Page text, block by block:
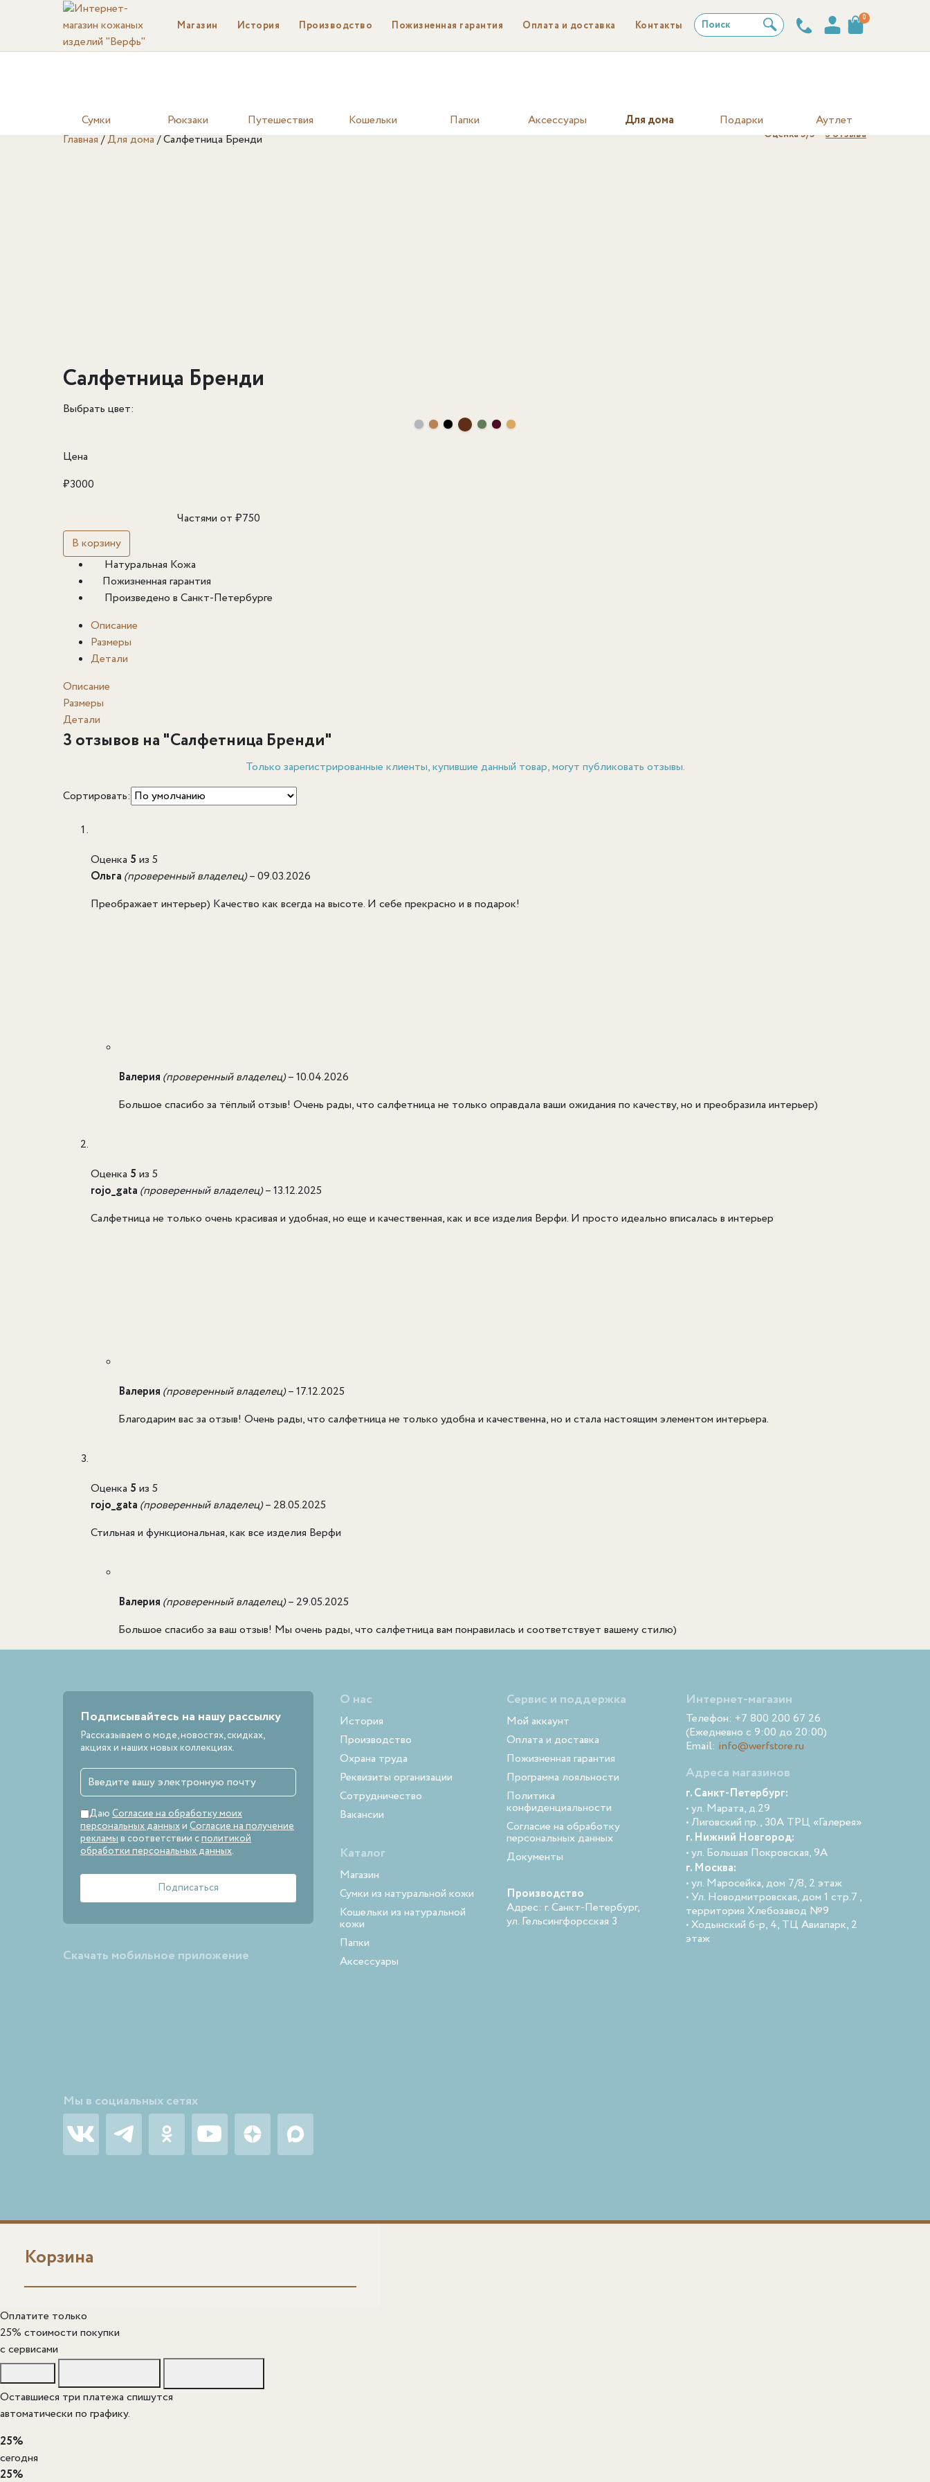
Магазин История Производство Пожизненная гарантия Оплата и доставка Контакты Поиск 0
Сумки Рюкзаки Путешествия Кошельки Папки Аксессуары Для дома Подарки
Аутлет
Главная/Для дома/Салфетница Бренди Оценка5/5 3отзыва
Салфетница Бренди
Выбрать цвет:
Цена
₽3000
Частями от ₽750
В корзину
Натуральная Кожа
Пожизненная гарантия
Произведено в Санкт-Петербурге
Описание
Размеры
Детали
Описание
Размеры
Детали
3 отзывов на "Салфетница Бренди"
Только зарегистрированные клиенты, купившие данный товар, могут публиковать отзывы.
Сортировать:
Оценка 5 из 5
Ольга (проверенный владелец)–09.03.2026
Преображает интерьер) Качество как всегда на высоте. И себе прекрасно и в подарок!
Валерия (проверенный владелец)–10.04.2026
Большое спасибо за тёплый отзыв! Очень рады, что салфетница не только оправдала ваши ожидания по качеству, но и преобразила интерьер)
Оценка 5 из 5
rojo_gata (проверенный владелец)–13.12.2025
Салфетница не только очень красивая и удобная, но еще и качественная, как и все изделия Верфи. И просто идеально вписалась в интерьер
Валерия (проверенный владелец)–17.12.2025
Благодарим вас за отзыв! Очень рады, что салфетница не только удобна и качественна, но и стала настоящим элементом интерьера.
Оценка 5 из 5
rojo_gata (проверенный владелец)– 28.05.2025
Стильная и функциональная, как все изделия Верфи
Валерия (проверенный владелец)– 29.05.2025
Большое спасибо за ваш отзыв! Мы очень рады, что салфетница вам понравилась и соответствует вашему стилю)
Подписывайтесь на нашу рассылку
Рассказываем о моде, новостях, скидках,
акциях и наших новых коллекциях.
Даю Согласие на обработку моих
персональных данныхи Согласие на получение
рекламы в соответствии сполитикой
обработки персональных данных.
Скачать мобильное приложение
Мы в социальных сетях
О нас
История
Производство
Охрана труда
Реквизиты организации
Сотрудничество
Вакансии
Каталог
Магазин
Сумки из натуральной кожи
Кошельки из натуральной
кожи
Папки
Аксессуары
Сервис и поддержка
Мой аккаунт
Оплата и доставка
Пожизненная гарантия
Программа лояльности
Политика
конфиденциальности
Согласие на обработку
персональных данных
Документы
Производство
Адрес: г. Санкт-Петербург,
ул. Гельсингфорсская 3
Интернет-магазин
Телефон: +7 800 200 67 26
(Ежедневно с 9:00 до 20:00)
Email: info@werfstore.ru
Адреса магазинов
г. Санкт-Петербург:
• ул. Марата, д.29
• Лиговский пр., 30А ТРЦ «Галерея»
г. Нижний Новгород:
• ул. Большая Покровская, 9А
г. Москва:
• ул. Маросейка, дом 7/8, 2 этаж
• Ул. Новодмитровская, дом 1 стр.7 ,
территория Хлебозавод №9
• Ходынский б-р, 4, ТЦ Авиапарк, 2
этаж
Корзина
Оплатите только
25% стоимости покупки
c сервисами
Оставшиеся три платежа спишутся
автоматически по графику.
25%
сегодня
25%